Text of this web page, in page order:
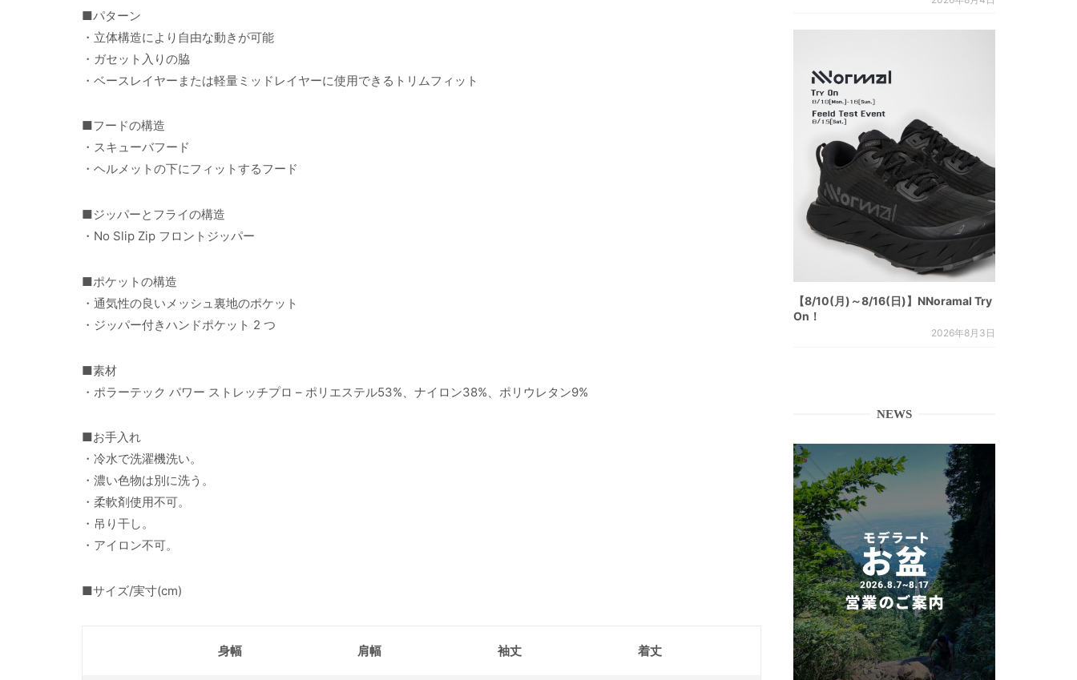
■パターン
・立体構造により自由な動きが可能
・ガセット入りの脇
・ベースレイヤーまたは軽量ミッドレイヤーに使用できるトリムフィット
■フードの構造
・スキューバフード
・ヘルメットの下にフィットするフード
■ジッパーとフライの構造
・No Slip Zip フロントジッパー
■ポケットの構造
・通気性の良いメッシュ裏地のポケット
・ジッパー付きハンドポケット 2 つ
■素材
・ポラーテック パワー ストレッチプロ – ポリエステル53%、ナイロン38%、ポリウレタン9%
■お手入れ
・冷水で洗濯機洗い。
・濃い色物は別に洗う。
・柔軟剤使用不可。
・吊り干し。
・アイロン不可。
■サイズ/実寸(cm)
身幅 肩幅 袖丈 着丈
【8/10(月)～8/16(日)】NNoramal Try
On！
2026年8月3日
NEWS